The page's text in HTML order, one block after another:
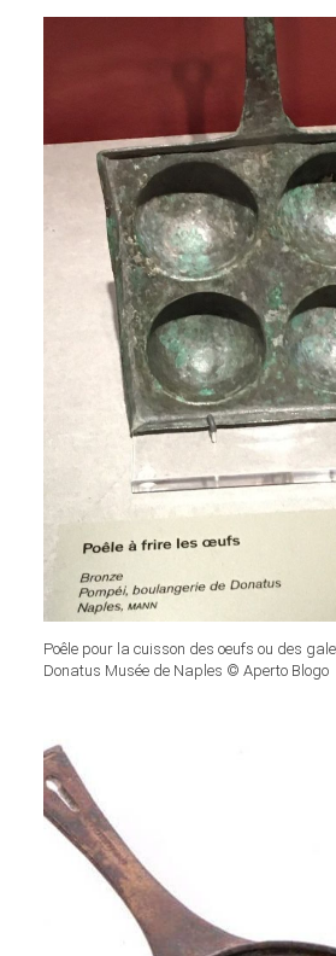
Poêle pour la cuisson des oeufs ou des
Donatus Musée de Naples © Aperto Blogo